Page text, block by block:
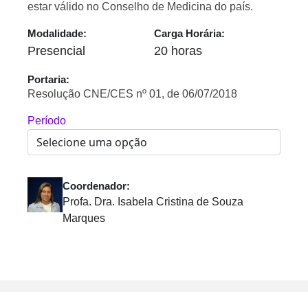
estar válido no Conselho de Medicina do país.
Modalidade:
Presencial
Carga Horária:
20 horas
Portaria:
Resolução CNE/CES nº 01, de 06/07/2018
Período
Coordenador:
Profa. Dra. Isabela Cristina de Souza
Marques